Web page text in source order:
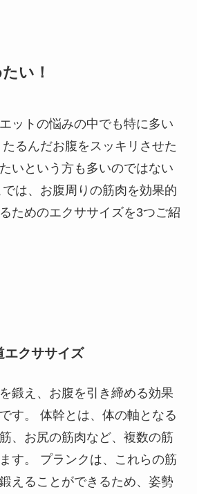
い！
ットの悩みの中でも特に多い
るんだお腹をスッキリさせた
いという方も多いのではない
は、お腹周りの筋肉を効果的
ためのエクササイズを3つご紹
エクササイズ
鍛え、お腹を引き締める効果
す。 体幹とは、体の軸となる
、お尻の筋肉など、複数の筋
す。 プランクは、これらの筋
えることができるため、姿勢